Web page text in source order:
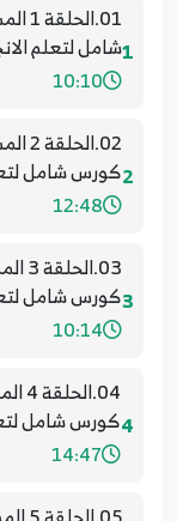
1شامل لتعلم
10:10
2كورس شامل
12:48
3كورس شامل
10:14
4كورس شامل
14:47